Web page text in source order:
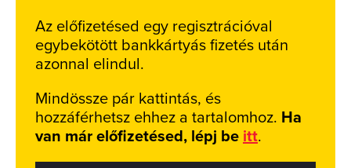
Az előfizetésed egy regisztrációval
egybekötött bankkártyás fizetés után
azonnal elindul.
Mindössze pár kattintás, és
hozzáférhetsz ehhez a tartalomhoz. Ha
van már előfizetésed, lépj be itt.